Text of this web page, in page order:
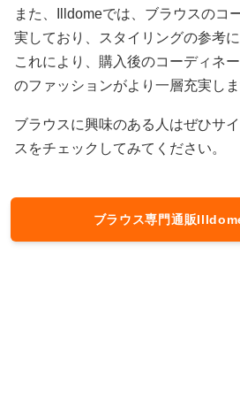
また、Illdomeでは、ブラウスのコ
実しており、スタイリングの参考
これにより、購入後のコーディネ
のファッションがより一層充実しま
ブラウスに興味のある人はぜひサ
スをチェックしてみてください。
ブラウス専門通販